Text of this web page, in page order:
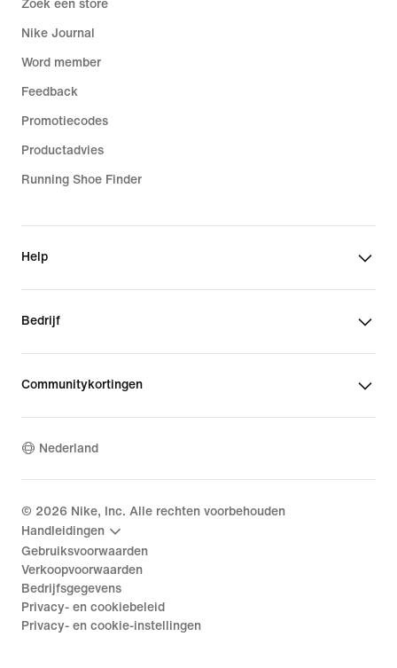
Zoek een store
Nike Journal
Word member
Feedback
Promotiecodes
Productadvies
Running Shoe Finder
Help
Bedrijf
Communitykortingen
Nederland
© 2026 Nike, Inc. Alle rechten voorbehouden
Handleidingen
Gebruiksvoorwaarden
Verkoopvoorwaarden
Bedrijfsgegevens
Privacy- en cookiebeleid
Privacy- en cookie-instellingen